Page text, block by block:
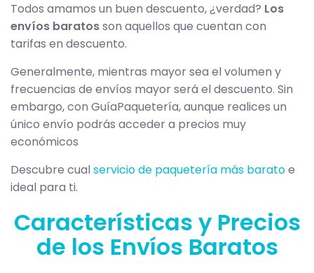
Todos amamos un buen descuento, ¿verdad? Los
envíos baratosson aquellos que cuentan con
tarifas en descuento.
Generalmente, mientras mayor sea el volumen y
frecuencias de envíos mayor será el descuento. Sin
embargo, con GuíaPaquetería, aunque realices un
único envío podrás acceder a precios muy
económicos
Descubre cual servicio de paquetería más baratoe
ideal para ti.
Características y Precios
de los Envíos Baratos